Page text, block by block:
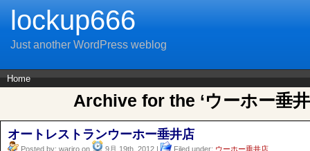
lockup666
Just another WordPress weblog
Home
Archive for the ‘ウーホー垂
オートレストランウーホー垂井店
Posted by: wariro on 9月 19th, 2012 | Filed under: ウーホー垂井店